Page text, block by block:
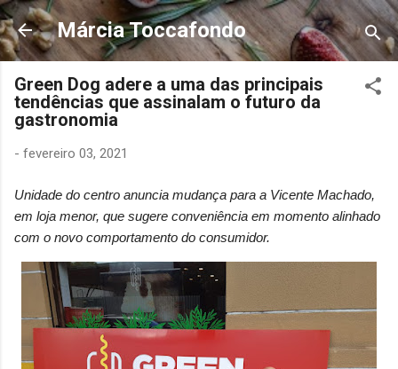
Pular para o conteúdo principal
Márcia Toccafondo
Green Dog adere a uma das principais
tendências que assinalam o futuro da
gastronomia
- fevereiro 03, 2021
Unidade do centro anuncia mudança para a Vicente Machado,
em loja menor, que sugere conveniência em momento alinhado
com o novo comportamento do consumidor.